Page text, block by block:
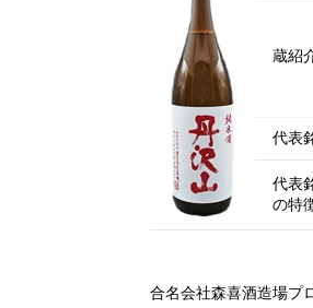
蔵紹
代表
代表
の特
合名会社森喜酒造場プ